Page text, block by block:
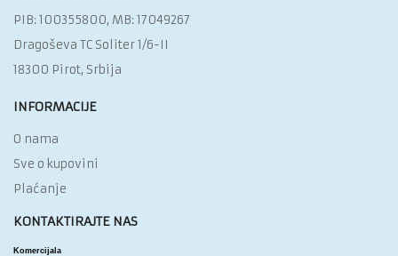
PIB: 100355800, MB: 17049267
Dragoševa TC Soliter 1/6-II
18300 Pirot, Srbija
INFORMACIJE
O nama
Sve o kupovini
Plaćanje
KONTAKTIRAJTE NAS
Komercijala